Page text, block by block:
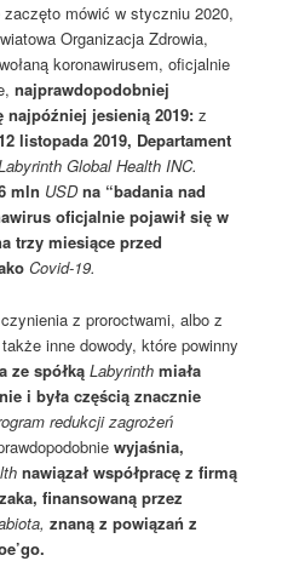
mówić w styczniu 2020,
Organizacja Zdrowia,
koronawirusem, oficjalnie
najprawdopodobniej
najpóźniej jesienią 2019:z
listopada 2019, Departament
Global Health INC.
mln USDna “badania nad
oficjalnie pojawił się w
trzy miesiące przed
Covid-19.
z proroctwami, albo z
inne dowody, które powinny
ze spółkąLabyrinth miała
i była częścią znacznie
redukcji zagrożeń
wyjaśnia,
nawiązał współpracę z firmą
finansowaną przez
znaną z powiązań z